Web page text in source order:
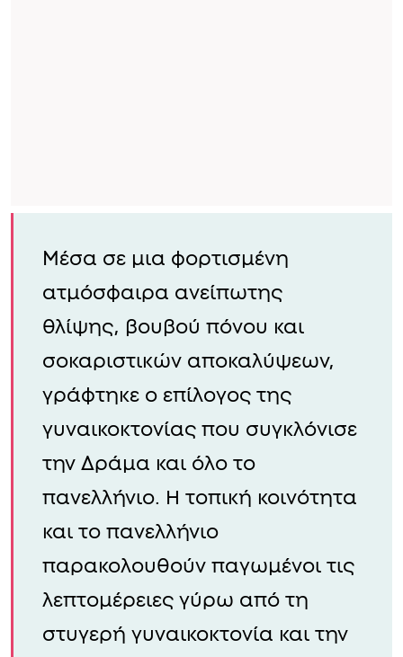
Μέσα σε μια φορτισμένη
ατμόσφαιρα ανείπωτης
θλίψης, βουβού πόνου και
σοκαριστικών αποκαλύψεων,
γράφτηκε ο επίλογος της
γυναικοκτονίας που συγκλόνισε
την Δράμα και όλο το
πανελλήνιο. Η τοπική κοινότητα
και το πανελλήνιο
παρακολουθούν παγωμένοι τις
λεπτομέρειες γύρω από τη
στυγερή γυναικοκτονία και την